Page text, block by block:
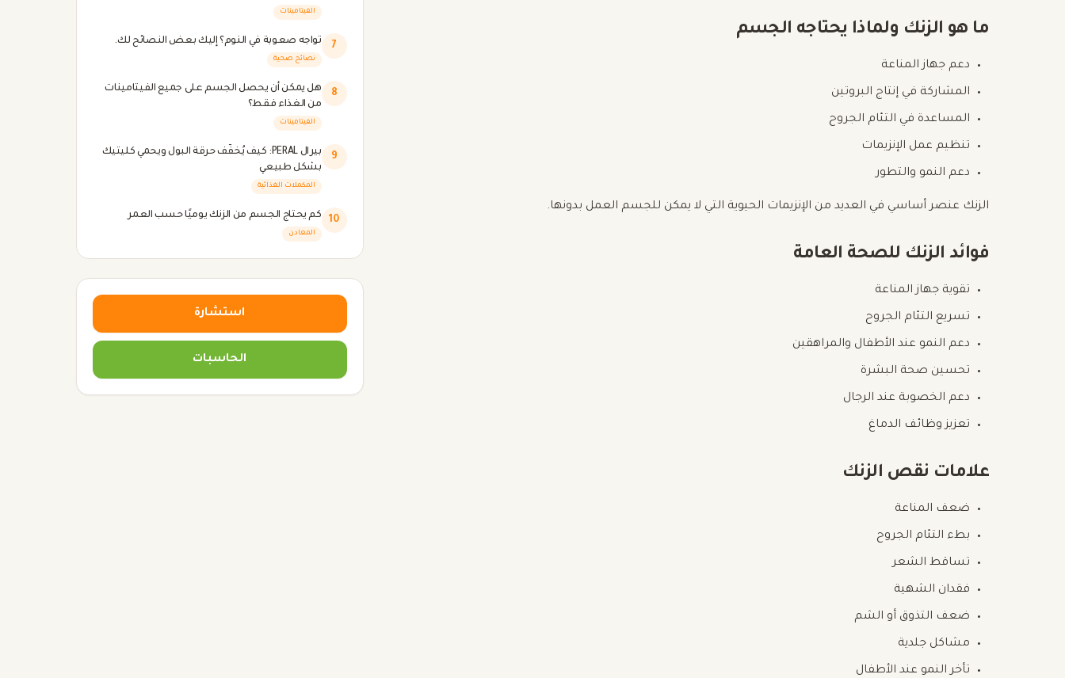
ما هو الزنك ولماذا يحتاجه الجسم
دعم جهاز المناعة
المشاركة في إنتاج البروتين
المساعدة في التئام الجروح
تنظيم عمل الإنزيمات
دعم النمو والتطور
الزنك عنصر أساسي في العديد من الإنزيمات الحيوية التي لا يمكن للجسم العمل بدونها.
فوائد الزنك للصحة العامة
تقوية جهاز المناعة
تسريع التئام الجروح
دعم النمو عند الأطفال والمراهقين
تحسين صحة البشرة
دعم الخصوبة عند الرجال
تعزيز وظائف الدماغ
علامات نقص الزنك
ضعف المناعة
بطء التئام الجروح
تساقط الشعر
فقدان الشهية
ضعف التذوق أو الشم
مشاكل جلدية
تأخر النمو عند الأطفال
الفيتامينات
7 تواجه صعوبة في النوم؟ إليك بعض النصائح لك.
نصائح صحية
8
هل يمكن أن يحصل الجسم على جميع الفيتامينات
من الغذاء فقط؟
الفيتامينات
9
بيرال PERAL: كيف يُخفّف حرقة البول ويحمي كليتيك
بشكل طبيعي
المكملات الغذائية
10 كم يحتاج الجسم من الزنك يوميًا حسب العمر
المعادن
استشارة
الحاسبات